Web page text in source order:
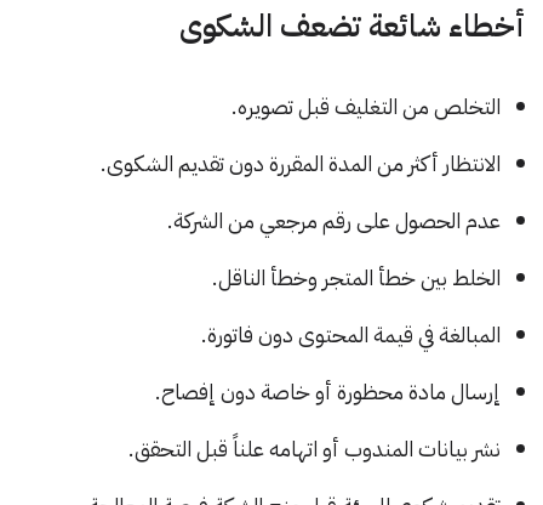
أخطاء شائعة تضعف الشكوى
التخلص من التغليف قبل تصويره.
الانتظار أكثر من المدة المقررة دون تقديم الشكوى.
عدم الحصول على رقم مرجعي من الشركة.
الخلط بين خطأ المتجر وخطأ الناقل.
المبالغة في قيمة المحتوى دون فاتورة.
إرسال مادة محظورة أو خاصة دون إفصاح.
نشر بيانات المندوب أو اتهامه علناً قبل التحقق.